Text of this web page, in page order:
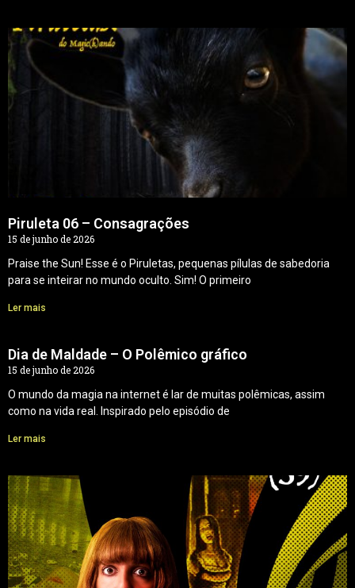
Piruleta 06 – Consagrações
15 de junho de 2026
Praise the Sun! Esse é o Piruletas, pequenas pílulas de sabedoria
para se inteirar no mundo oculto. Sim! O primeiro
Ler mais
Dia de Maldade – O Polêmico gráfico
15 de junho de 2026
O mundo da magia na internet é lar de muitas polêmicas, assim
como na vida real. Inspirado pelo episódio de
Ler mais